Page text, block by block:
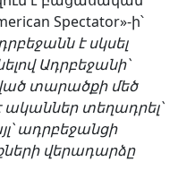
Spectator»-ի՝
է սկսել
Ադրբեջանի՝
տարածքի մեծ
տեղադրել՝
ադրբեջանցի
վերադարձը